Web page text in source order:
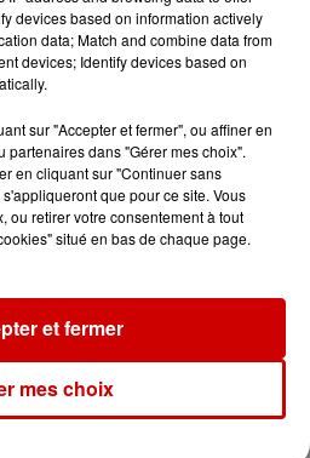
figure
de
féminin
et accueillir les bleus à
devices based on information actively
data; Match and combine data from
devices; Identify devices based on
sur "Accepter et fermer", ou affiner en
partenaires dans "Gérer mes choix".
en cliquant sur "Continuer sans
que pour ce site. Vous
ou retirer votre consentement à tout
situé en bas de chaque page.
mes choix
et fermer